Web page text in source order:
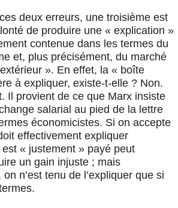
deux erreurs, une troisième est
de produire une « explication »
contenue dans les termes du
et, plus précisément, du marché
». En effet, la « boîte
à expliquer, existe-t-elle ? Non.
Il provient de ce que Marx insiste
salarial au pied de la lettre
économicistes. Si on accepte
effectivement expliquer
« justement » payé peut
un gain injuste ; mais
n’est tenu de l’expliquer que si